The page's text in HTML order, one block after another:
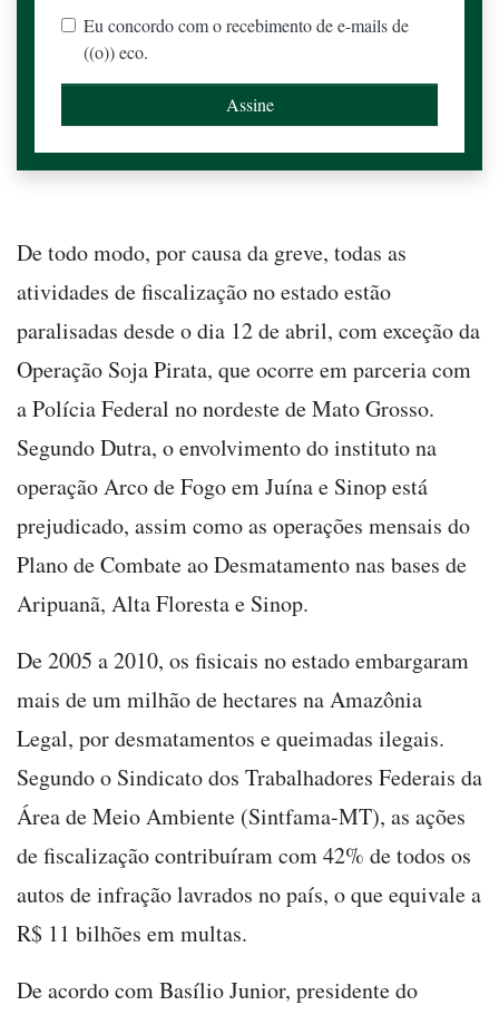
Eu concordo com o recebimento de e-mails de
((o)) eco.
De todo modo, por causa da greve, todas as
atividades de fiscalização no estado estão
paralisadas desde o dia 12 de abril, com exceção da
Operação Soja Pirata, que ocorre em parceria com
a Polícia Federal no nordeste de Mato Grosso.
Segundo Dutra, o envolvimento do instituto na
operação Arco de Fogo em Juína e Sinop está
prejudicado, assim como as operações mensais do
Plano de Combate ao Desmatamento nas bases de
Aripuanã, Alta Floresta e Sinop.
De 2005 a 2010, os fisicais no estado embargaram
mais de um milhão de hectares na Amazônia
Legal, por desmatamentos e queimadas ilegais.
Segundo o Sindicato dos Trabalhadores Federais da
Área de Meio Ambiente (Sintfama-MT), as ações
de fiscalização contribuíram com 42% de todos os
autos de infração lavrados no país, o que equivale a
R$ 11 bilhões em multas.
De acordo com Basílio Junior, presidente do